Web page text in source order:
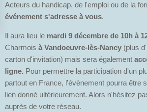
Acteurs du handicap, de l'emploi ou de la
événement s'adresse à vous.
Il aura lieu le mardi 9 décembre de 10h à
Charmois à Vandoeuvre-lès-Nancy (plus
carton d'invitation) mais sera également
ligne. Pour permettre la participation d'un
partout en France, l'évènement pourra être
lien donné ultérieurement. Alors n'hésitez
auprès de votre réseau.